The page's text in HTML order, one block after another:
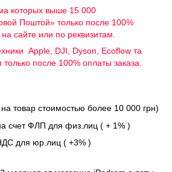
которых выше 15 000
Поштой» только после 100%
сайте или по реквизитам.
Apple, DJI, Dyson, Ecoflow та
после 100% оплаты заказа.
товар стоимостью более 10 000 грн)
счет ФЛП для физ.лиц ( + 1% )
для юр.лиц ( +3% )